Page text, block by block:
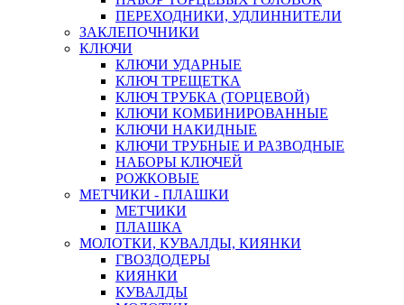
ПЕРЕХОДНИКИ, УДЛИННИТЕЛИ
ЗАКЛЕПОЧНИКИ
КЛЮЧИ
КЛЮЧИ УДАРНЫЕ
КЛЮЧ ТРЕЩЕТКА
КЛЮЧ ТРУБКА (ТОРЦЕВОЙ)
КЛЮЧИ КОМБИНИРОВАННЫЕ
КЛЮЧИ НАКИДНЫЕ
КЛЮЧИ ТРУБНЫЕ И РАЗВОДНЫЕ
НАБОРЫ КЛЮЧЕЙ
РОЖКОВЫЕ
МЕТЧИКИ - ПЛАШКИ
МЕТЧИКИ
ПЛАШКА
МОЛОТКИ, КУВАЛДЫ, КИЯНКИ
ГВОЗДОДЕРЫ
КИЯНКИ
КУВАЛДЫ